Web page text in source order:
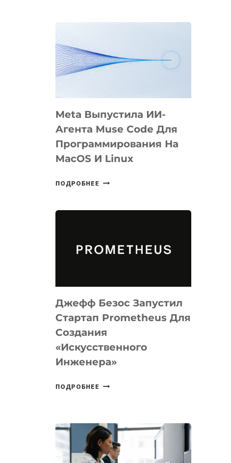
BÖRÜ
НА
Meta Выпустила ИИ-
Агента Muse Code Для
Программирования На
MacOS И Linux
ПОДРОБНЕЕ META
ДЛЯ
И
LINUX
Джефф Безос Запустил
Стартап Prometheus Для
Создания
«искусственного
Инженера»
ПОДРОБНЕЕ ДЖЕФФ
PROMETHEUS
ДЛЯ
СОЗДАНИЯ